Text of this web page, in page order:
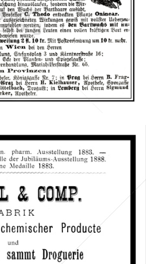
Klein, Wien 1871
Bild-ID: 567